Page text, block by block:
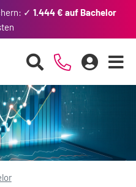
✓1.444 € auf Bachelor